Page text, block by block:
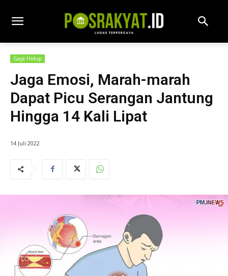
Gaya Hidup
Jaga Emosi, Marah-marah
Dapat Picu Serangan Jantung
Hingga 14 Kali Lipat
14 Juli 2022